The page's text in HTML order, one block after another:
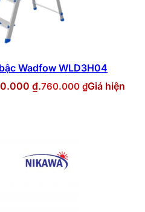
Wadfow WLD3H04
₫.760.000 ₫Giá hiện